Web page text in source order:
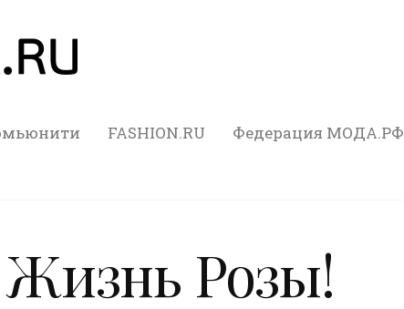
FASHION.RU Федерация МОДА.РФ
Розы!